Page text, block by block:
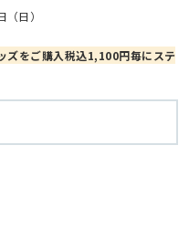
日）
ズをご購入税込1,100円毎にステ